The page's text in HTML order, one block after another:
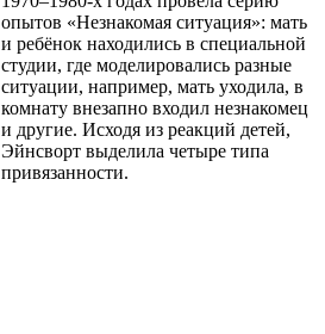
опытов «Незнакомая ситуация»: мать
и ребёнок находились в специальной
студии, где моделировались разные
ситуации, например, мать уходила, в
комнату внезапно входил незнакомец
и другие. Исходя из реакций детей,
Эйнсворт выделила четыре типа
привязанности.